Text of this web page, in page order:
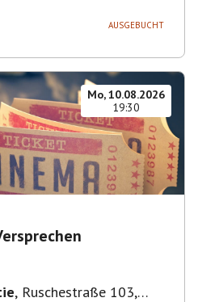
AUSGEBUCHT
Mo, 10.08.2026
19:30
, Ruschestraße 103,